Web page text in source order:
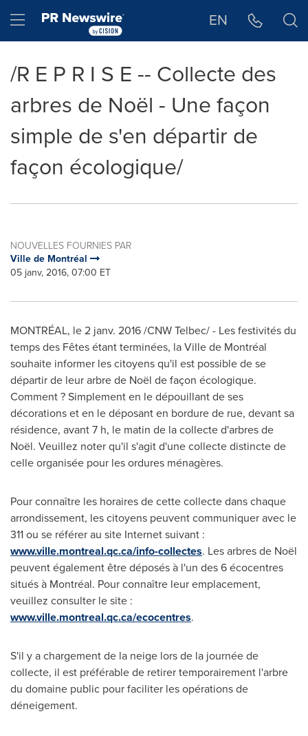
Hamburger menu EN
/R E P R I S E -- Collecte des
arbres de Noël - Une façon
simple de s'en départir de
façon écologique/
NOUVELLES FOURNIES PAR
Ville de Montréal
05 janv, 2016, 07:00 ET
MONTRÉAL, le 2 janv. 2016 /CNW Telbec/ - Les festivités du
temps des Fêtes étant terminées, la Ville de Montréal
souhaite informer les citoyens qu'il est possible de se
départir de leur arbre de Noël de façon écologique.
Comment ? Simplement en le dépouillant de ses
décorations et en le déposant en bordure de rue, devant sa
résidence, avant 7 h, le matin de la collecte d'arbres de
Noël. Veuillez noter qu'il s'agit d'une collecte distincte de
celle organisée pour les ordures ménagères.
Pour connaître les horaires de cette collecte dans chaque
arrondissement, les citoyens peuvent communiquer avec le
311 ou se référer au site Internet suivant :
www.ville.montreal.qc.ca/info-collectes. Les arbres de Noël
peuvent également être déposés à l'un des 6 écocentres
situés à Montréal. Pour connaître leur emplacement,
veuillez consulter le site :
www.ville.montreal.qc.ca/ecocentres.
S'il y a chargement de la neige lors de la journée de
collecte, il est préférable de retirer temporairement l'arbre
du domaine public pour faciliter les opérations de
déneigement.